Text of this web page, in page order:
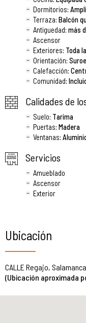
Dormitorios:
Terraza: Balcón
Antiguedad: más
Ascensor
Exteriores: Toda
Orientación:
Calefacción:
Comunidad:
Calidades de
Suelo: Tarima
Puertas: Madera
Ventanas:
Servicios
Amueblado
Ascensor
Exterior
Ubicación
CALLE Regajo,
(Ubicación aproximada